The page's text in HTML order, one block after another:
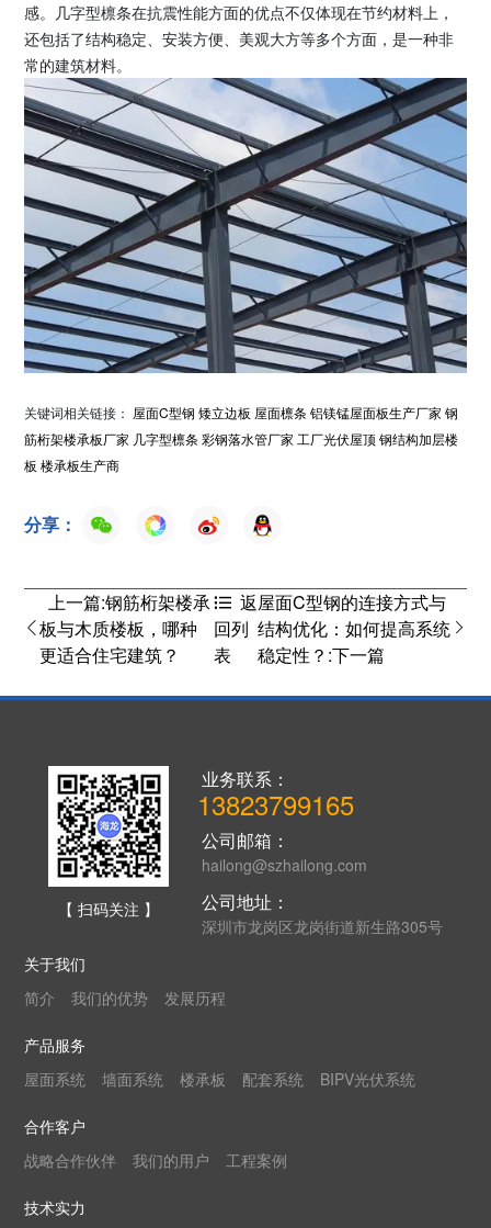
感。几字型檩条在抗震性能方面的优点不仅体现在节约材料上，
还包括了结构稳定、安装方便、美观大方等多个方面，是一种非
常的建筑材料。
关键词相关链接： 屋面C型钢 矮立边板 屋面檩条 铝镁锰屋面板生产厂家 钢
筋桁架楼承板厂家 几字型檩条 彩钢落水管厂家 工厂光伏屋顶 钢结构加层楼
板 楼承板生产商
分享：
上一篇:钢筋桁架楼承
板与木质楼板，哪种
更适合住宅建筑？
返
回列
表
屋面C型钢的连接方式与
结构优化：如何提高系统
稳定性？:下一篇
【 扫码关注 】
业务联系：
13823799165
公司邮箱：
hailong@szhailong.com
公司地址：
深圳市龙岗区龙岗街道新生路305号
关于我们
简介
我们的优势 发展历程
产品服务
屋面系统
墙面系统 楼承板 配套系统 BIPV光伏系统
合作客户
战略合作伙伴
我们的用户 工程案例
技术实力